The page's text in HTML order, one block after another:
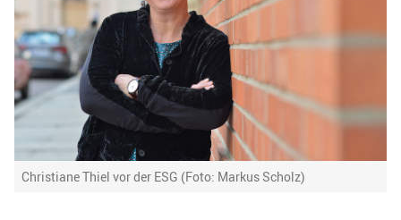
Christiane Thiel vor der ESG (Foto: Markus Scholz)